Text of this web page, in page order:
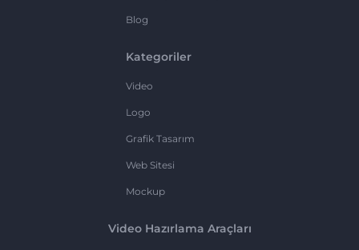
Blog
Kategoriler
Video
Logo
Grafik Tasarım
Web Sitesi
Mockup
Video Hazırlama Araçları